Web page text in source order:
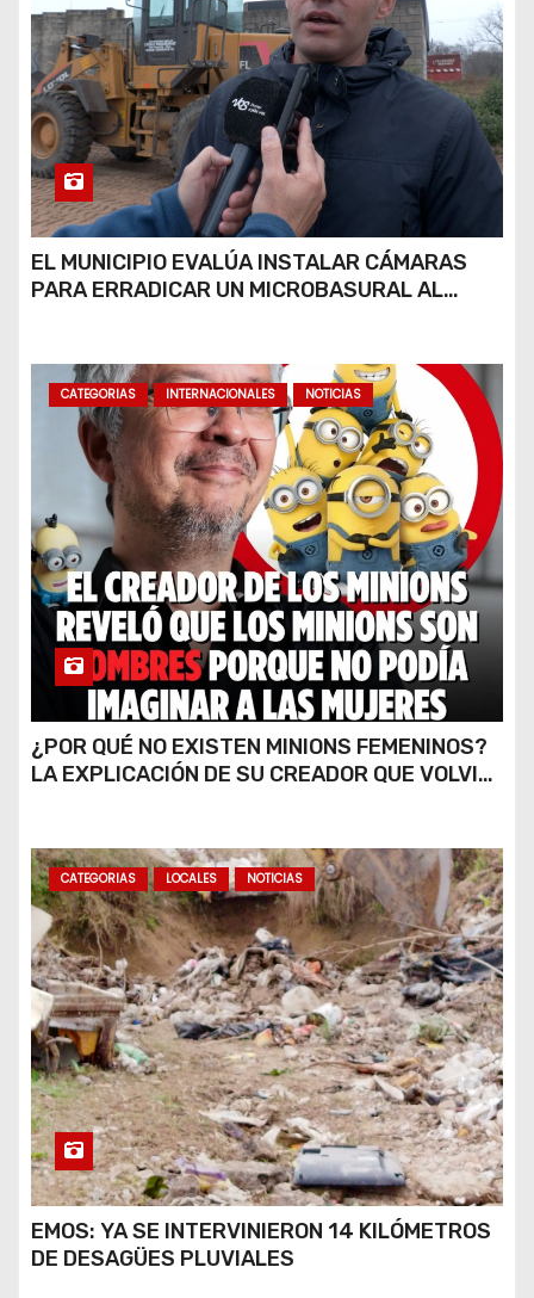
EL MUNICIPIO EVALÚA INSTALAR CÁMARAS
PARA ERRADICAR UN MICROBASURAL AL
CATEGORIAS INTERNACIONALES NOTICIAS
¿POR QUÉ NO EXISTEN MINIONS FEMENINOS?
LA EXPLICACIÓN DE SU CREADOR QUE VOLVIÓ
CATEGORIAS LOCALES NOTICIAS
EMOS: YA SE INTERVINIERON 14 KILÓMETROS
DE DESAGÜES PLUVIALES